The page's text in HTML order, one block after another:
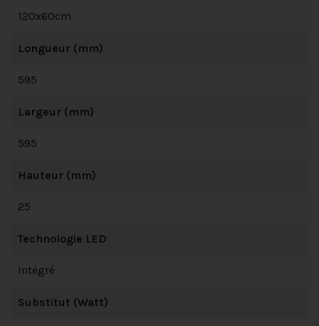
120x60cm
Longueur (mm)
595
Largeur (mm)
595
Hauteur (mm)
25
Technologie LED
Intégré
Substitut (Watt)